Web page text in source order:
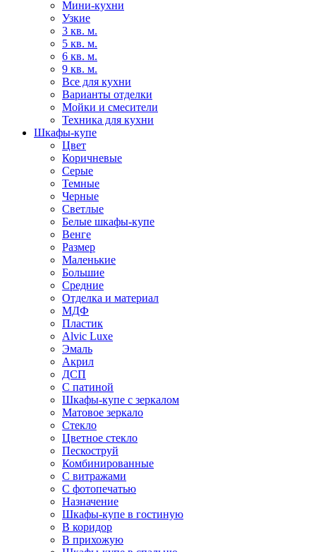
Мини-кухни
Узкие
3 кв. м.
5 кв. м.
6 кв. м.
9 кв. м.
Все для кухни
Варианты отделки
Мойки и смесители
Техника для кухни
Шкафы-купе
Цвет
Коричневые
Серые
Темные
Черные
Светлые
Белые шкафы-купе
Венге
Размер
Маленькие
Большие
Средние
Отделка и материал
МДФ
Пластик
Alvic Luxe
Эмаль
Акрил
ДСП
С патиной
Шкафы-купе с зеркалом
Матовое зеркало
Стекло
Цветное стекло
Пескоструй
Комбинированные
С витражами
С фотопечатью
Назначение
Шкафы-купе в гостиную
В коридор
В прихожую